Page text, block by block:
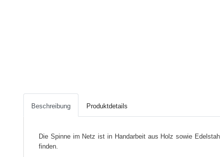
Beschreibung Produktdetails
Die Spinne im Netz ist in Handarbeit aus Holz sowie
finden.